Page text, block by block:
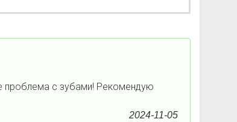
проблема с зубами! Рекомендую
2024-11-05